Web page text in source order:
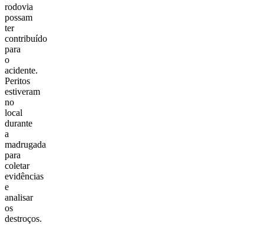
rodovia
possam
ter
contribuído
para
o
acidente.
Peritos
estiveram
no
local
durante
a
madrugada
para
coletar
evidências
e
analisar
os
destroços.